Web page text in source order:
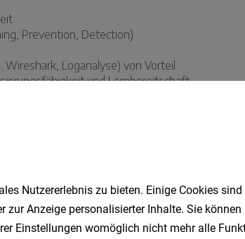
Nutzererlebnis zu bieten. Einige Cookies
Anzeige personalisierter Inhalte. Sie
Einstellungen womöglich nicht mehr alle